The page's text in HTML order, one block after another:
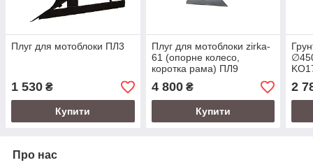
Плуг для мотоблоки ПЛ3
1 530 ₴
Купити
Плуг для мотоблоки zirka-
61 (опорне колесо,
коротка рама) ПЛ9
4 800₴
Купити
2
Про нас